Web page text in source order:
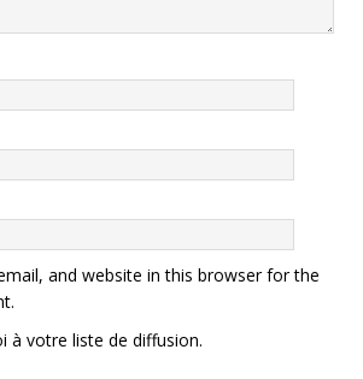
and website in this browser for the
à votre liste de diffusion.